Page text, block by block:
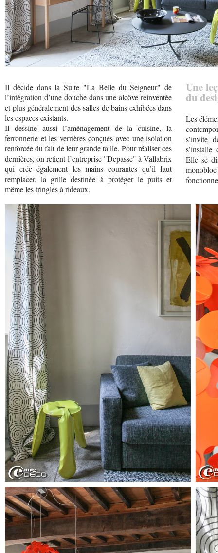
Il décide dans la Suite "La Belle du Seigneur" de
l’intégration d’une douche dans une alcôve réinventée
et plus généralement des salles de bains exhibées dans
les espaces existants.
Il dessine aussi l’aménagement de la cuisine, la
ferronnerie et les verrières conçues avec une isolation
renforcée du fait de leur grande taille. Pour réaliser ces
dernières, on retient l’entreprise "Depasse" à Vallabrix
qui crée également les mains courantes qu’il faut
remplacer, la grille destinée à protéger le puits et
même les tringles à rideaux.
Une
du
Les
s’invite
s’installe
Elle se